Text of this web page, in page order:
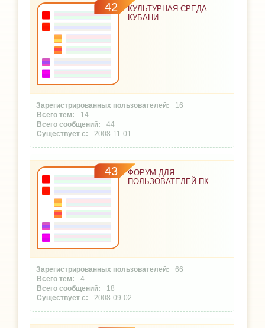
42
КУЛЬТУРНАЯ СРЕДА
КУБАНИ
16
14
44
2008-11-01
43
ФОРУМ ДЛЯ
ПОЛЬЗОВАТЕЛЕЙ ПК...
66
4
18
2008-09-02